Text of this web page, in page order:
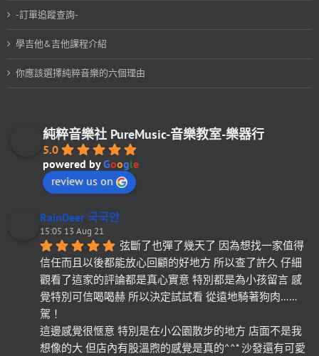
-訂單追蹤查詢-
學吉他&吉他課程介紹
你應該選擇純粹音樂的六個理由
純粹音樂社 PureMusic-音樂教室-樂器行
5.0
powered byGoogle
review us on
RainDeer 국국안
15:05 13 Aug 21
弦斷了也彈了幾天了 因為想找一家值得
信任而且以後都能放心回顧的好地方 所以查了許久 仔細
觀看了這家的評論都是真心實意 特別都是為小孩留言 感
覺特別可信喝喝赫 所以決定試試看 從遠地騎著狗肉……
駕！
這邊感覺很愜意 特別是在小公園散步的地方 店面不是我
想像的大 但店內有股溫煦的感覺是真的^^* 沙發還有可愛